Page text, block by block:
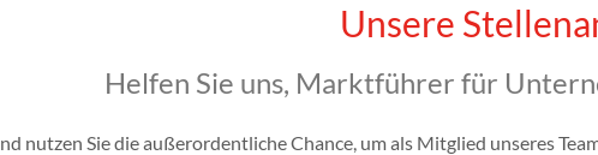
Unsere
Helfen Sie uns, Marktführer für
nutzen Sie die außerordentliche Chance, um als Mitglied unseres